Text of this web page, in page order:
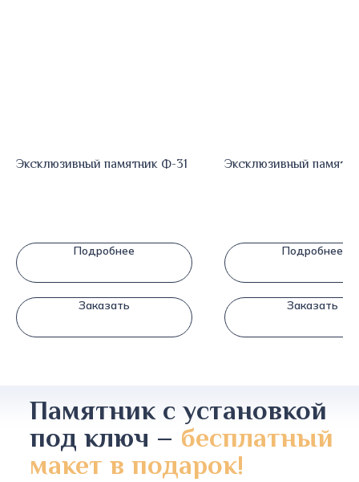
Эксклюзивный памятник Ф-31
Подробнее
Заказать
Эксклюзивный
Подробнее
Заказать
Памятник с установкой
под ключ – бесплатный
макет в подарок!